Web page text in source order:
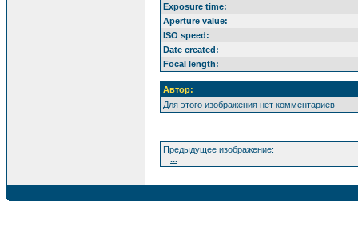
Exposure time:
Aperture value:
ISO speed:
Date created:
Focal length:
Автор:
Для этого изображения нет комментариев
Предыдущее изображение:
...